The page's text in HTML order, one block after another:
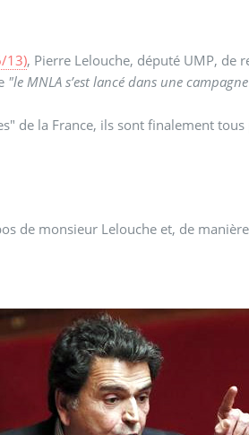
13), Pierre Lelouche, député UMP, de
"le MNLA s’est lancé dans une
de la France, ils sont finalement
de monsieur Lelouche et, de